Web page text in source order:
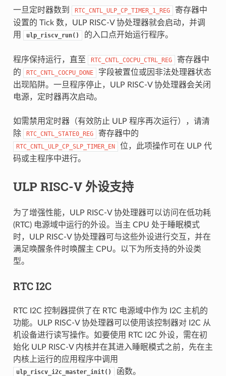
一旦定时器数到 RTC_CNTL_ULP_CP_TIMER_1_REG
寄存器中
设置的 Tick 数，ULP RISC-V 协处理器就会启动，并调
用
ulp_riscv_run() 的入口点开始运行程序。
程序保持运行，直至 RTC_CNTL_COCPU_CTRL_REG
寄存器中
的
RTC_CNTL_COCPU_DONE
字段被置位或因非法处理器状态
出现陷阱。一旦程序停止，ULP RISC-V 协处理器会关闭
电源，定时器再次启动。
如需禁用定时器（有效防止 ULP 程序再次运行），请清
除
RTC_CNTL_STATE0_REG 寄存器中的
RTC_CNTL_ULP_CP_SLP_TIMER_EN
位，此项操作可在 ULP 代
码或主程序中进行。
ULP RISC-V 外设支持
为了增强性能，ULP RISC-V 协处理器可以访问在低功耗
(RTC) 电源域中运行的外设。当主 CPU 处于睡眠模式
时，ULP RISC-V 协处理器可与这些外设进行交互，并在
满足唤醒条件时唤醒主 CPU。以下为所支持的外设类
型。
RTC I2C
RTC I2C 控制器提供了在 RTC 电源域中作为 I2C 主机的
功能。ULP RISC-V 协处理器可以使用该控制器对 I2C 从
机设备进行读写操作。如要使用 RTC I2C 外设，需在初
始化 ULP RISC-V 内核并在其进入睡眠模式之前，先在主
内核上运行的应用程序中调用
ulp_riscv_i2c_master_init() 函数。